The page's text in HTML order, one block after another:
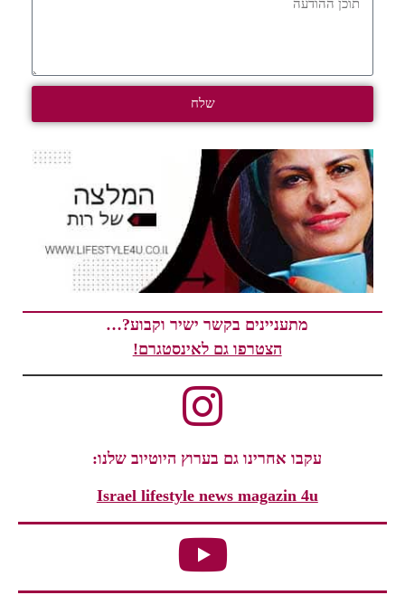
שלח
מתעניינים בקשר ישיר וקבוע?…
הצטרפו גם לאינסטגרם!
עקבו אחרינו גם בערוץ היוטיוב שלנו:
Israel lifestyle news magazin 4u